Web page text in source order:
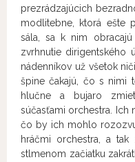
prezrádzajúcich
modlitebne, ktorá ešte
sála, sa k nim
zvrhnutie dirigentského
nádenníkov už všetok
špine čakajú, čo s nimi
hlučne a bujaro
súčasťami orchestra. Ich
čo by ich mohlo
hráčmi orchestra, a
stlmenom začiatku